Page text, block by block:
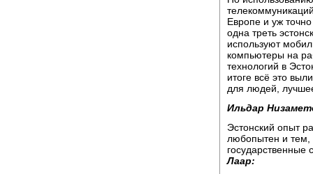
Европе и уж
одна треть
используют
компьютеры на
технологий в
итоге всё это
для людей,
Ильдар
Эстонский опыт
любопытен и тем,
государственные
Лаар: